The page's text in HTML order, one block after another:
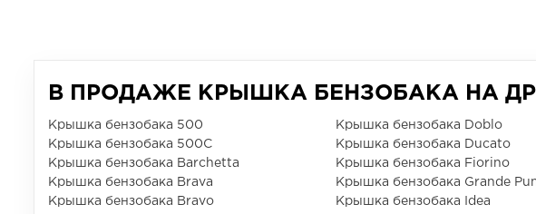
В ПРОДАЖЕ КРЫШКА БЕНЗОБАКА НА
Крышка бензобака 500
Крышка бензобака 500C
Крышка бензобака Barchetta
Крышка бензобака Brava
Крышка бензобака Bravo
Крышка бензобака Doblo
Крышка бензобака Ducato
Крышка бензобака Fiorino
Крышка бензобака Grande
Крышка бензобака Idea